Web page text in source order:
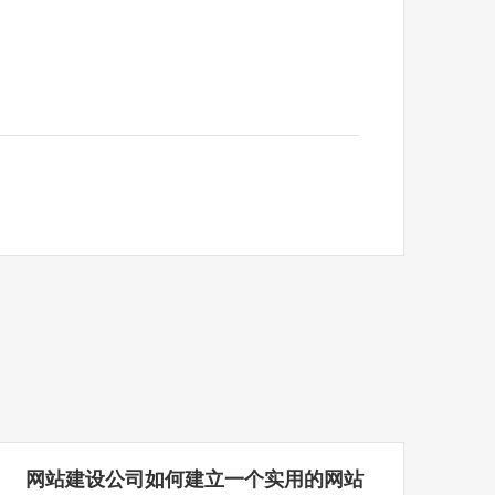
网站建设公司如何建立一个实用的网站